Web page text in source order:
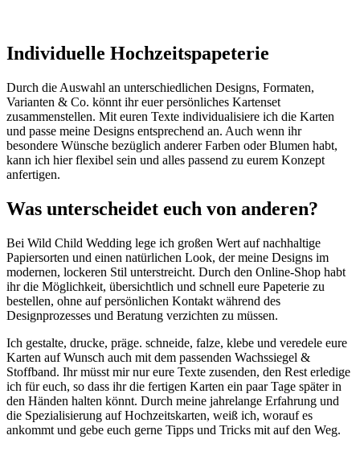
Individuelle Hochzeitspapeterie
Durch die Auswahl an unterschiedlichen Designs, Formaten,
Varianten & Co. könnt ihr euer persönliches Kartenset
zusammenstellen. Mit euren Texte individualisiere ich die Karten
und passe meine Designs entsprechend an. Auch wenn ihr
besondere Wünsche bezüglich anderer Farben oder Blumen habt,
kann ich hier flexibel sein und alles passend zu eurem Konzept
anfertigen.
Was unterscheidet euch von anderen?
Bei Wild Child Wedding lege ich großen Wert auf nachhaltige
Papiersorten und einen natürlichen Look, der meine Designs im
modernen, lockeren Stil unterstreicht. Durch den Online-Shop habt
ihr die Möglichkeit, übersichtlich und schnell eure Papeterie zu
bestellen, ohne auf persönlichen Kontakt während des
Designprozesses und Beratung verzichten zu müssen.
Ich gestalte, drucke, präge. schneide, falze, klebe und veredele eure
Karten auf Wunsch auch mit dem passenden Wachssiegel &
Stoffband. Ihr müsst mir nur eure Texte zusenden, den Rest erledige
ich für euch, so dass ihr die fertigen Karten ein paar Tage später in
den Händen halten könnt. Durch meine jahrelange Erfahrung und
die Spezialisierung auf Hochzeitskarten, weiß ich, worauf es
ankommt und gebe euch gerne Tipps und Tricks mit auf den Weg.